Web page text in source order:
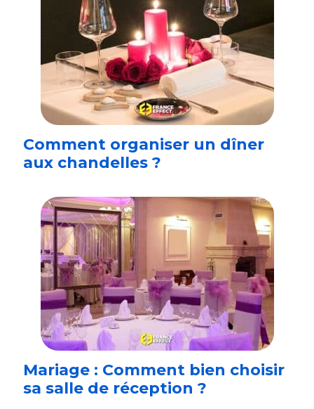
Comment organiser un dîner
aux chandelles ?
Mariage : Comment bien choisir
sa salle de réception ?